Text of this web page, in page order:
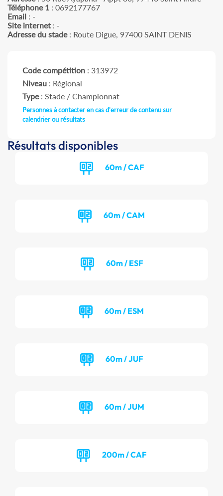
Téléphone 1 : 0692177767
Email : -
Site internet : -
Adresse du stade: Route Digue, 97400 SAINT DENIS
Code compétition : 313972
Niveau : Régional
Type: Stade / Championnat
Personnes à contacter en cas d'erreur de contenu sur
calendrier ou résultats
Résultats disponibles
60m / CAF
60m / CAM
60m / ESF
60m / ESM
60m / JUF
60m / JUM
200m / CAF